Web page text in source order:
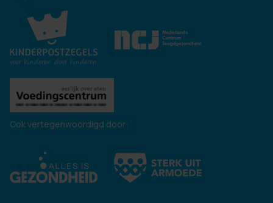
Ook vertegenwoordigd door: